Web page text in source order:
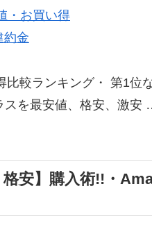
・お買い得
約金
較ランキング・ 第1
スを最安値、格安、激安
安】購入術!!・